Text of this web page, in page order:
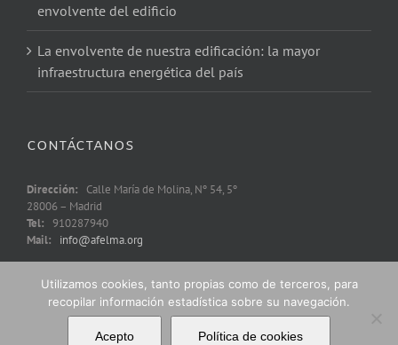
envolvente del edificio
La envolvente de nuestra edificación: la mayor
infraestructura energética del país
CONTÁCTANOS
Dirección: Calle María de Molina, Nº 54, 5º
28006 – Madrid
Tel: 910287940
Mail: info@afelma.org
Utilizamos cookies, tanto propias como de terceros, para
recopilar información estadística sobre su navegación.
Acepto Política de cookies